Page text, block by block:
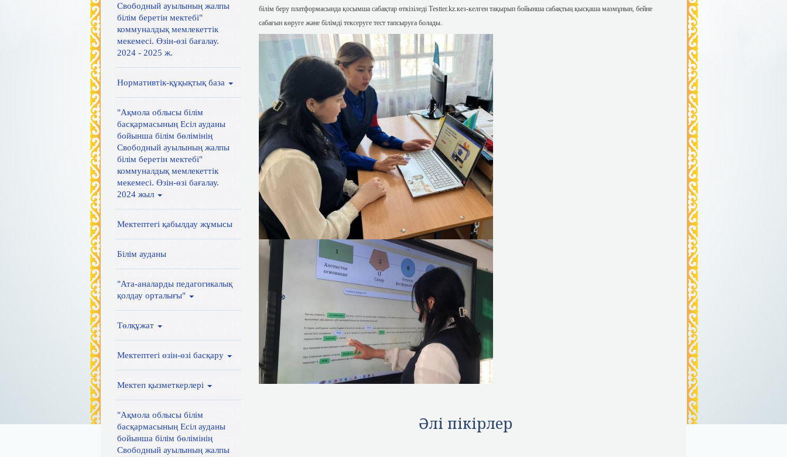
Свободный ауылының жалпы
білім беретін мектебі"
коммуналдық мемлекеттік
мекемесі. Өзін-өзі бағалау.
2024 - 2025 ж.
Нормативтік-құқықтық база
"Ақмола облысы білім
басқармасының Есіл ауданы
бойынша білім бөлімінің
Свободный ауылының жалпы
білім беретін мектебі"
коммуналдық мемлекеттік
мекемесі. Өзін-өзі бағалау.
2024 жыл
Мектептегі қабылдау жұмысы
Білім ауданы
"Ата-аналарды педагогикалық
қолдау орталығы"
Төлқұжат
Мектептегі өзін-өзі басқару
Мектеп қызметкерлері
"Ақмола облысы білім
басқармасының Есіл ауданы
бойынша білім бөлімінің
Свободный ауылының жалпы
білім беру платформасында қосымша сабақтар өткізіледі Тestter.kz.кез-келген тақырып бойынша сабақтың қысқаша мазмұнын, бейне
сабағын көруге және білімді тексеруге тест тапсыруға болады.
Әлі пікірлер